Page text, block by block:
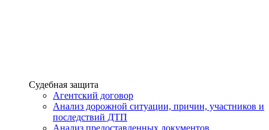
Услуги
Судебная защита
Агентский договор
Анализ дорожной ситуации, причин, участников и
последствий ДТП
Анализ предоставленных документов,